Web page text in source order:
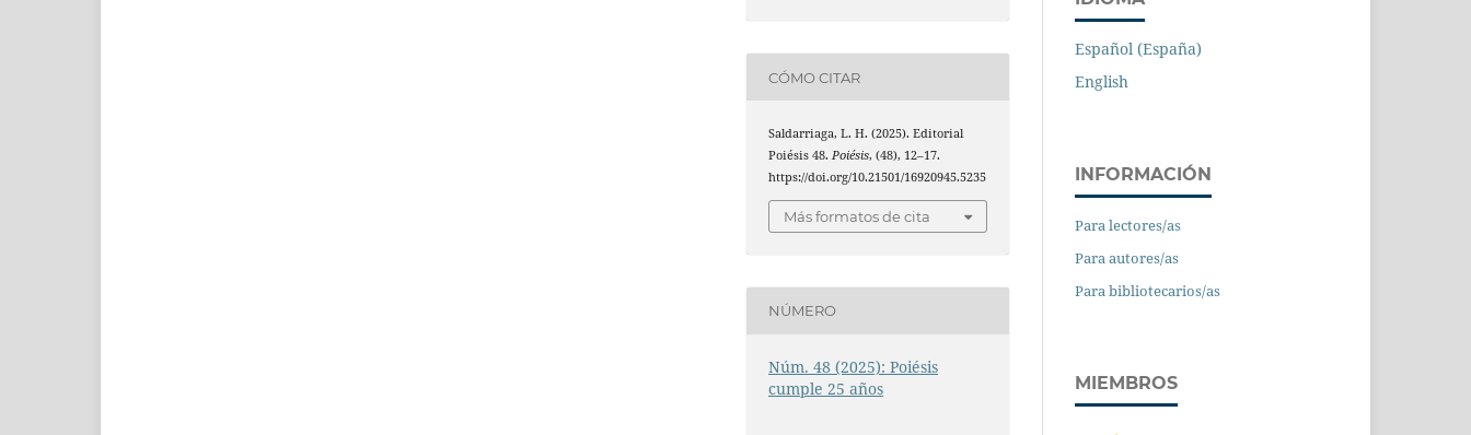
CÓMO CITAR
Saldarriaga, L. H. (2025). Editorial
Poiésis 48.Poiésis, (48), 12–17.
https://doi.org/10.21501/16920945.5235
Más formatos de cita
NÚMERO
Núm. 48 (2025): Poiésis
cumple 25 años
Español (España)
English
INFORMACIÓN
Para lectores/as
Para autores/as
Para bibliotecarios/as
MIEMBROS